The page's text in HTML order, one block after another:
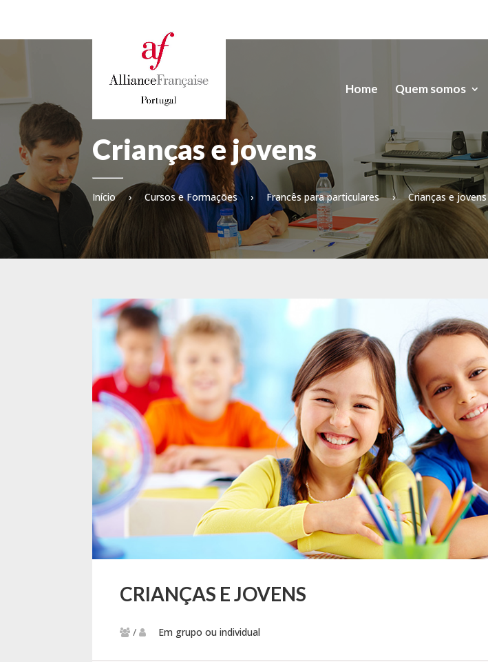
Home Quem somos
Crianças e jovens
Início › Cursos e Formações › Francês para particulares › Crianças e jovens
CRIANÇAS E JOVENS
/ Em grupo ou individual